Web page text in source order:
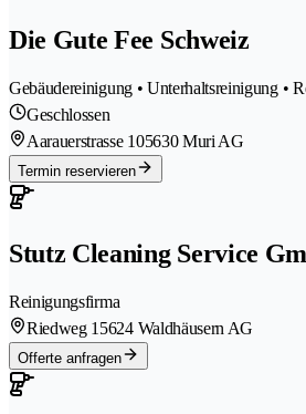
Die Gute Fee Schweiz
Gebäudereinigung • Unterhaltsreinigung •
Geschlossen
Aarauerstrasse 105630 Muri AG
Termin reservieren
Stutz Cleaning Service
Reinigungsfirma
Riedweg 1 5624 Waldhäusern AG
Offerte anfragen